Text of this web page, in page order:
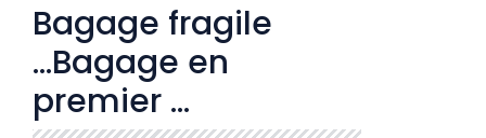
Bagage fragile
...Bagage en
premier ...